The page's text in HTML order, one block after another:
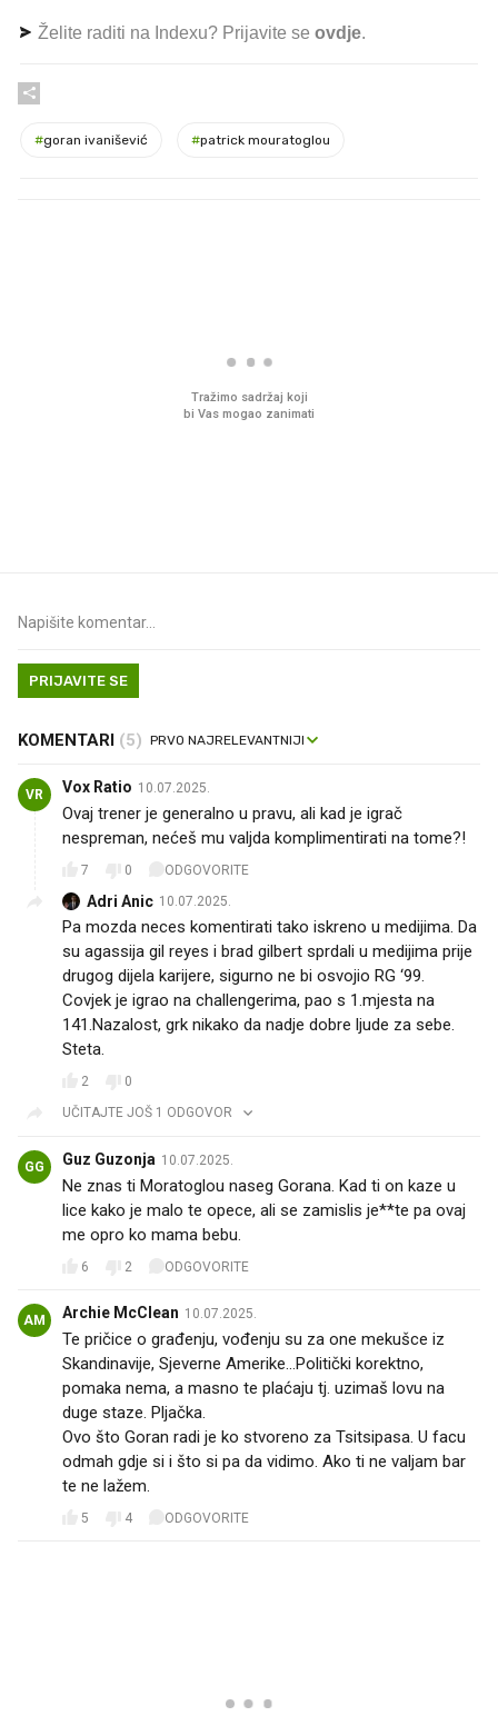
Želite raditi na Indexu? Prijavite se ovdje.
#goran ivanišević #patrick mouratoglou
PRIJAVITE SE
KOMENTARI (5)
VR Vox Ratio 10.07.2025.
Ovaj trener je generalno u pravu, ali kad je igrač
nespreman, nećeš mu valjda komplimentirati na tome?!
7 0 ODGOVORITE
Adri Anic 10.07.2025.
Pa mozda neces komentirati tako iskreno u medijima. Da
su agassija gil reyes i brad gilbert sprdali u medijima prije
drugog dijela karijere, sigurno ne bi osvojio RG ‘99.
Covjek je igrao na challengerima, pao s 1.mjesta na
141.Nazalost, grk nikako da nadje dobre ljude za sebe.
Steta.
2
0
UČITAJTE JOŠ 1 ODGOVOR
GG Guz Guzonja 10.07.2025.
Ne znas ti Moratoglou naseg Gorana. Kad ti on kaze u
lice kako je malo te opece, ali se zamislis je**te pa ovaj
me opro ko mama bebu.
6 2 ODGOVORITE
AM Archie McClean 10.07.2025.
Te pričice o građenju, vođenju su za one mekušce iz
Skandinavije, Sjeverne Amerike...Politički korektno,
pomaka nema, a masno te plaćaju tj. uzimaš lovu na
duge staze. Pljačka.
Ovo što Goran radi je ko stvoreno za Tsitsipasa. U facu
odmah gdje si i što si pa da vidimo. Ako ti ne valjam bar
te ne lažem.
5 4 ODGOVORITE